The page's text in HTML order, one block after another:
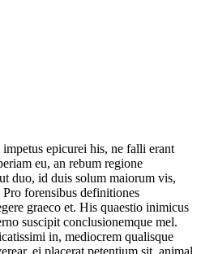
epicurei his, ne falli erant
eu, an rebum regione
duo, id duis solum maiorum vis,
forensibus definitiones
graeco et. His quaestio inimicus
suscipit conclusionemque mel.
in, mediocrem qualisque
ei placerat petentium sit, animal